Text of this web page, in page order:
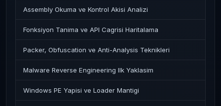
Assembly Okuma ve Kontrol Akisi Analizi
Fonksiyon Tanima ve API Cagrisi Haritalama
Packer, Obfuscation ve Anti-Analysis Teknikleri
Malware Reverse Engineering Ilk Yaklasim
Windows PE Yapisi ve Loader Mantigi